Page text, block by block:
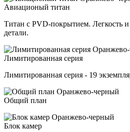
Авиационый титан
Титан с PVD-покрытием. Легкость
детали.
Лимитированная серия
Лимитированная серия - 19
Общий план
Блок камер